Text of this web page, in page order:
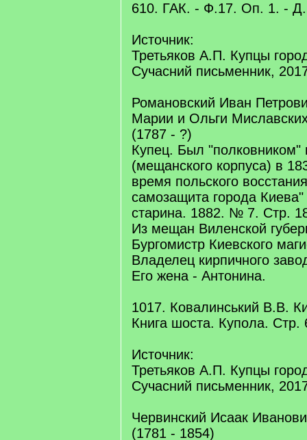
610. ГАК. - Ф.17. Оп. 1. -
Источник:
Третьяков А.П. Купцы
Сучасний письменник,
Романовский Иван
Марии и Ольги
(1787 - ?)
Купец. Был "полковником"
(мещанского корпуса) в
время польского
самозащита города Киева"
старина. 1882. № 7. Стр.
Из мещан Виленской
Бургомистр Киевского
Владелец кирпичного
Его жена - Антонина.
1017. Ковалинський В.В.
Книга шоста. Купола. Стр.
Источник:
Третьяков А.П. Купцы
Сучасний письменник,
Червинский Исаак
(1781 - 1854)